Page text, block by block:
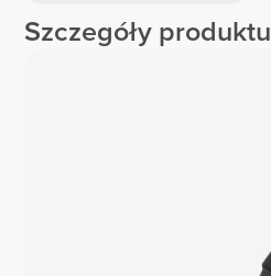
Szczegóły produktu